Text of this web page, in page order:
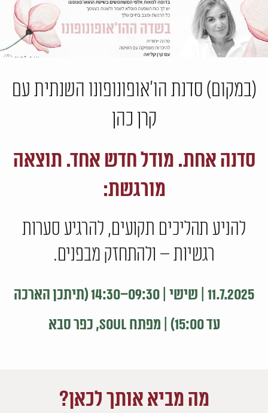
(במקום) סדנת הו'אופונופונו השנתית עם
קרן כהן
סדנה אחת. מודל חדש אחד. תוצאה
מורגשת:
להניע תהליכים תקועים, להרגיע סערות
רגשיות – ולהתחזק מבפנים.
11.7.2025 | שישי | 09:30–14:30 (תיתכן הארכה
עד 15:00) | מפתח SOUL, כפר סבא
מה מביא אותך לכאן?